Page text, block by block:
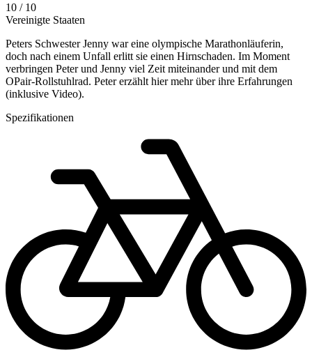
10 / 10
Vereinigte Staaten
Peters Schwester Jenny war eine olympische Marathonläuferin,
doch nach einem Unfall erlitt sie einen Hirnschaden. Im Moment
verbringen Peter und Jenny viel Zeit miteinander und mit dem
OPair-Rollstuhlrad. Peter erzählt hier mehr über ihre Erfahrungen
(inklusive Video).
Spezifikationen